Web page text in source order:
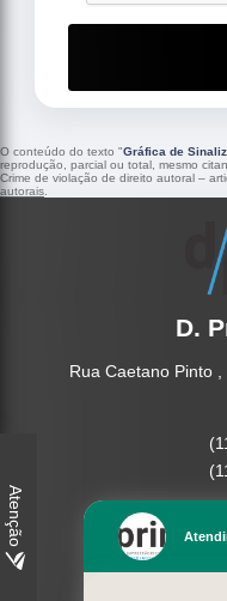
O conteúdo do texto "Gráfica de
reprodução, parcial ou total, mesmo
Crime de violação de direito autoral –
autorais.
D.
Rua Caetano Pinto
Atenção